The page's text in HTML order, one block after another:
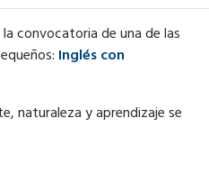
convocatoria de una de las
Inglés con
naturaleza y aprendizaje se